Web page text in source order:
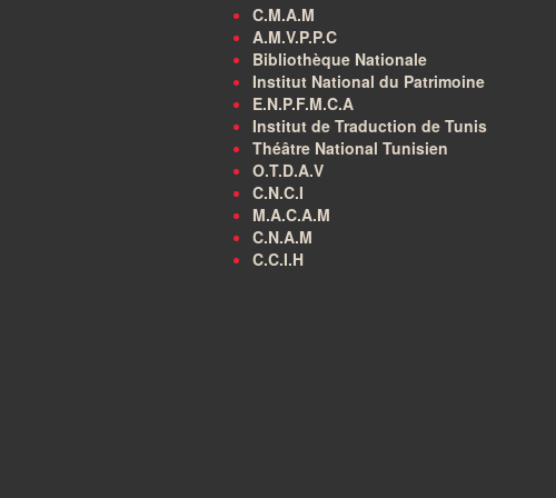
C.M.A.M
A.M.V.P.P.C
Bibliothèque Nationale
Institut National du Patrimoine
E.N.P.F.M.C.A
Institut de Traduction de Tunis
Théâtre National Tunisien
O.T.D.A.V
C.N.C.I
M.A.C.A.M
C.N.A.M
C.C.I.H